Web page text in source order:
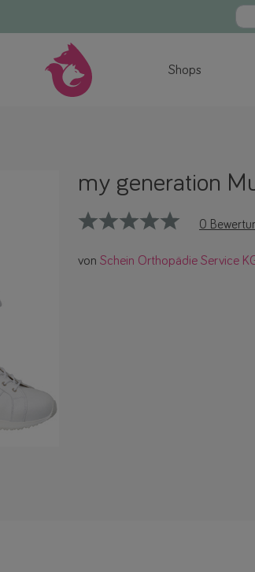
Shops
my generation
0
von Schein Orthopädie Service